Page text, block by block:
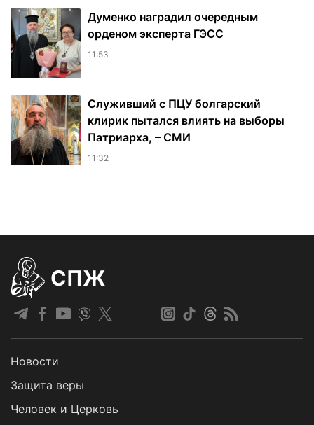
Думенко наградил очередным
орденом эксперта ГЭСС
11:53
Служивший с ПЦУ болгарский
клирик пытался влиять на выборы
Патриарха, – СМИ
11:32
СПЖ
Новости
Защита веры
Человек и Церковь